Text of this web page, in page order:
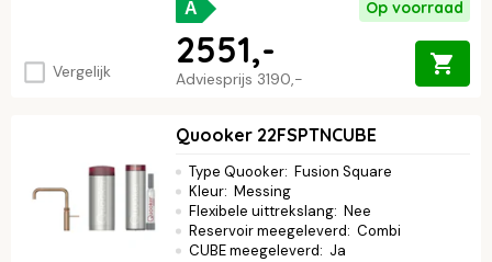
Vergelijk
A Op voorraad
Adviesprijs 3190,-
2551,-
Quooker 22FSPTNCUBE
Type Quooker: Fusion Square
Kleur: Messing
Flexibele uittrekslang: Nee
Reservoir meegeleverd: Combi
CUBE meegeleverd: Ja